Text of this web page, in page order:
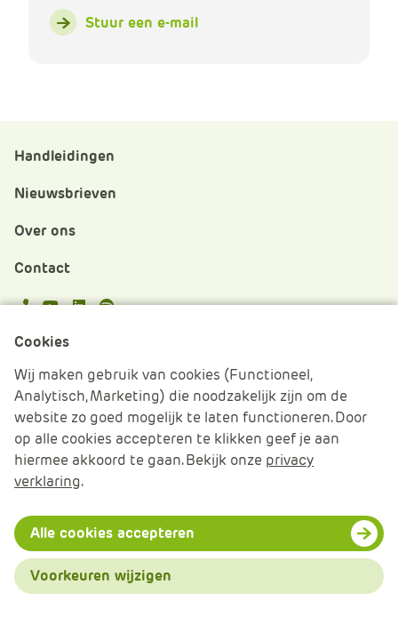
Stuur een e-mail
Handleidingen
Nieuwsbrieven
Over ons
Contact
© 2026 APS IT-diensten - Alle rechten voorbehouden
Cookies beheren
Cookie verklaring
Algemene voorwaarden
Disclaimer & Privacy
Cookies
Wij maken gebruik van cookies (Functioneel,
Analytisch, Marketing) die noodzakelijk zijn om de
website zo goed mogelijk te laten functioneren. Door
op alle cookies accepteren te klikken geef je aan
hiermee akkoord te gaan. Bekijk onze privacy
verklaring.
Alle cookies accepteren
Voorkeuren wijzigen